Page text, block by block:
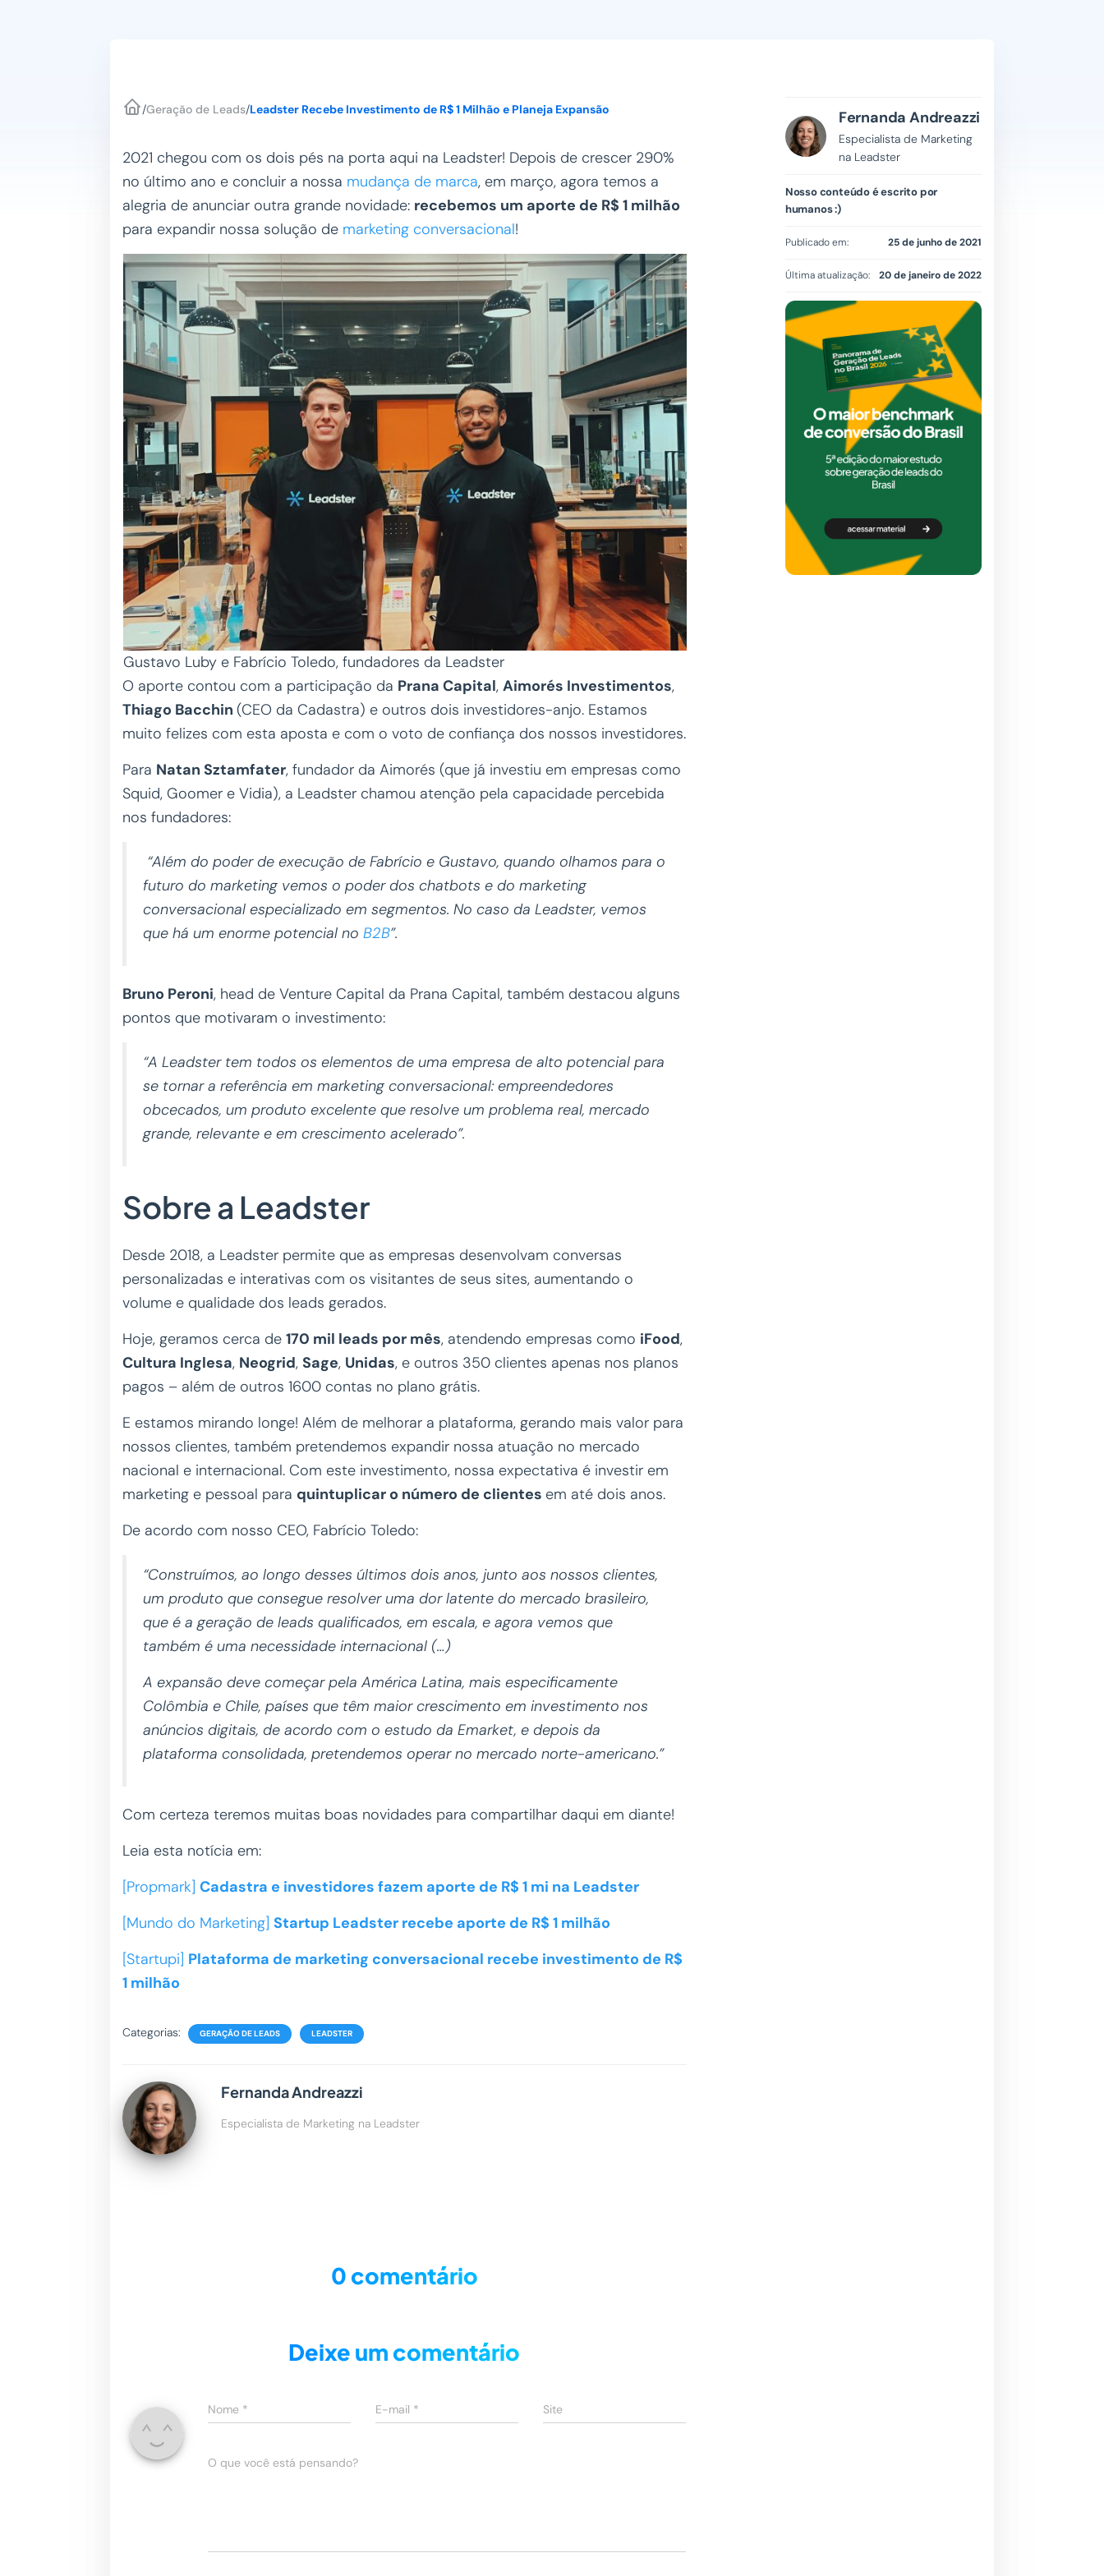
/Geração de Leads/Leadster Recebe Investimento de R$ 1 Milhão e Planeja Expansão
2021 chegou com os dois pés na porta aqui na Leadster! Depois de crescer 290%
no último ano e concluir a nossa mudança de marca, em março, agora temos a
alegria de anunciar outra grande novidade: recebemos um aporte de R$ 1 milhão
para expandir nossa solução de marketing conversacional!
Gustavo Luby e Fabrício Toledo, fundadores da Leadster
O aporte contou com a participação da Prana Capital,Aimorés Investimentos,
Thiago Bacchin (CEO da Cadastra) e outros dois investidores-anjo. Estamos
muito felizes com esta aposta e com o voto de confiança dos nossos investidores.
Para Natan Sztamfater, fundador da Aimorés (que já investiu em empresas como
Squid, Goomer e Vidia), a Leadster chamou atenção pela capacidade percebida
nos fundadores:
“Além do poder de execução de Fabrício e Gustavo, quando olhamos para o
futuro do marketing vemos o poder dos chatbots e do marketing
conversacional especializado em segmentos. No caso da Leadster, vemos
que há um enorme potencial noB2B”.
Bruno Peroni, head de Venture Capital da Prana Capital, também destacou alguns
pontos que motivaram o investimento:
“A Leadster tem todos os elementos de uma empresa de alto potencial para
se tornar a referência em marketing conversacional: empreendedores
obcecados, um produto excelente que resolve um problema real, mercado
grande, relevante e em crescimento acelerado”.
Sobre a Leadster
Desde 2018, a Leadster permite que as empresas desenvolvam conversas
personalizadas e interativas com os visitantes de seus sites, aumentando o
volume e qualidade dos leads gerados.
Hoje, geramos cerca de170 mil leads por mês, atendendo empresas como iFood,
Cultura Inglesa, Neogrid,Sage, Unidas, e outros 350 clientes apenas nos planos
pagos – além de outros 1600 contas no plano grátis.
E estamos mirando longe! Além de melhorar a plataforma, gerando mais valor para
nossos clientes, também pretendemos expandir nossa atuação no mercado
nacional e internacional. Com este investimento, nossa expectativa é investir em
marketing e pessoal para quintuplicar o número de clientes em até dois anos.
De acordo com nosso CEO, Fabrício Toledo:
“Construímos, ao longo desses últimos dois anos, junto aos nossos clientes,
um produto que consegue resolver uma dor latente do mercado brasileiro,
que é a geração de leads qualificados, em escala, e agora vemos que
também é uma necessidade internacional (…)
A expansão deve começar pela América Latina, mais especificamente
Colômbia e Chile, países que têm maior crescimento em investimento nos
anúncios digitais, de acordo com o estudo da Emarket, e depois da
plataforma consolidada, pretendemos operar no mercado norte-americano.”
Com certeza teremos muitas boas novidades para compartilhar daqui em diante!
Leia esta notícia em:
[Propmark]Cadastra e investidores fazem aporte de R$ 1 mi na Leadster
[Mundo do Marketing]Startup Leadster recebe aporte de R$ 1 milhão
[Startupi] Plataforma de marketing conversacional recebe investimento de R$
1 milhão
Categorias: GERAÇÃO DE LEADS LEADSTER
Fernanda Andreazzi
Especialista de Marketing na Leadster
0 comentário
Deixe um comentário
Nome * E-mail * Site
O que você está pensando?
Fernanda Andreazzi
Especialista de Marketing
na Leadster
Nosso conteúdo é escrito por
humanos :)
Publicado em: 25 de junho de 2021
Última atualização: 20 de janeiro de 2022